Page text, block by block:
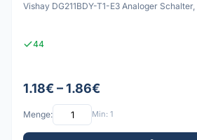
Vishay DG211BDY-T1-E3 Analoger
44
1.18€ – 1.86€
Menge: Min: 1